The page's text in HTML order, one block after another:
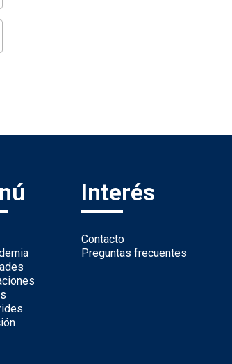
Interés
Contacto
Preguntas frecuentes